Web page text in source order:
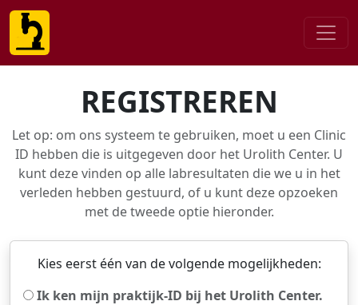
REGISTREREN
Let op: om ons systeem te gebruiken, moet u een Clinic
ID hebben die is uitgegeven door het Urolith Center. U
kunt deze vinden op alle labresultaten die we u in het
verleden hebben gestuurd, of u kunt deze opzoeken
met de tweede optie hieronder.
Kies eerst één van de volgende mogelijkheden:
Ik ken mijn praktijk-ID bij het Urolith Center.